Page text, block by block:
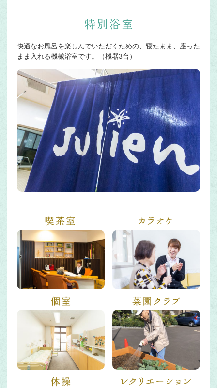
快適なお風呂を楽しんでいただくための、寝たまま、座った
まま入れる機械浴室です。（機器3台）